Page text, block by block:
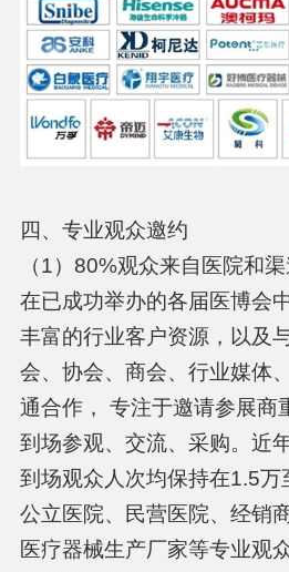
四、专业观众邀约
（1）80%观众来自医院和
在已成功举办的各届医博会
丰富的行业客户资源，以及
会、协会、商会、行业媒体
通合作， 专注于邀请参展商
到场参观、交流、采购。近
到场观众人次均保持在1.5万
公立医院、民营医院、经销
医疗器械生产厂家等专业观